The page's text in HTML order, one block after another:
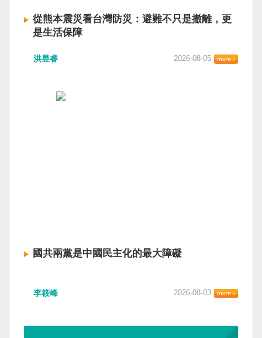
從熊本震災看台灣防災：避難不只是撤離，更
是生活保障
洪昱睿 2026-08-05
國共兩黨是中國民主化的最大障礙
李筱峰 2026-08-03